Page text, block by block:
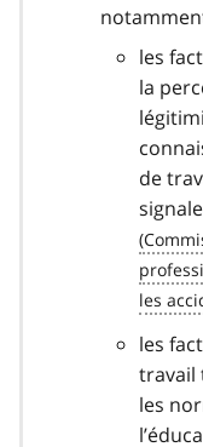
les
la
de
les
travail
les